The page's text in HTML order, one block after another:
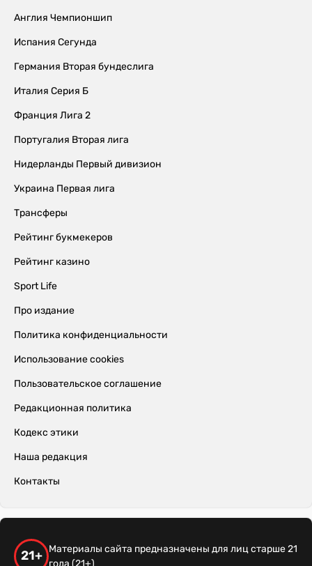
Англия Чемпионшип
Испания Сегунда
Германия Вторая бундеслига
Италия Серия Б
Франция Лига 2
Португалия Вторая лига
Нидерланды Первый дивизион
Украина Первая лига
Трансферы
Рейтинг букмекеров
Рейтинг казино
Sport Life
Про издание
Политика конфиденциальности
Использование cookies
Пользовательское соглашение
Редакционная политика
Кодекс этики
Наша редакция
Контакты
21+
Материалы сайта предназначены для лиц старше 21
года (21+)